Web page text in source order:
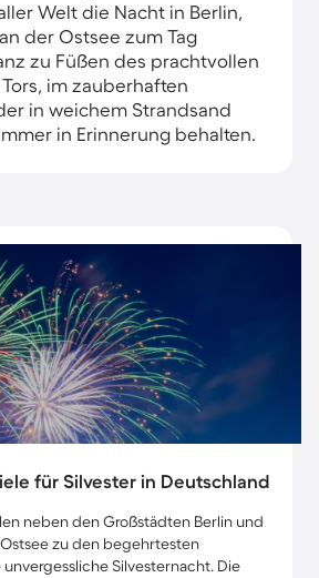
Welt die Nacht in Berlin,
der Ostsee zum Tag
zu Füßen des prachtvollen
im zauberhaften
in weichem Strandsand
in Erinnerung behalten.
für Silvester in Deutschland
neben den Großstädten Berlin und
zu den begehrtesten
unvergessliche Silvesternacht. Die